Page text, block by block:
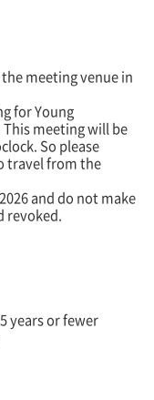
meeting venue in
for Young
This meeting will be
So please
travel from the
and do not make
revoked.
years or fewer